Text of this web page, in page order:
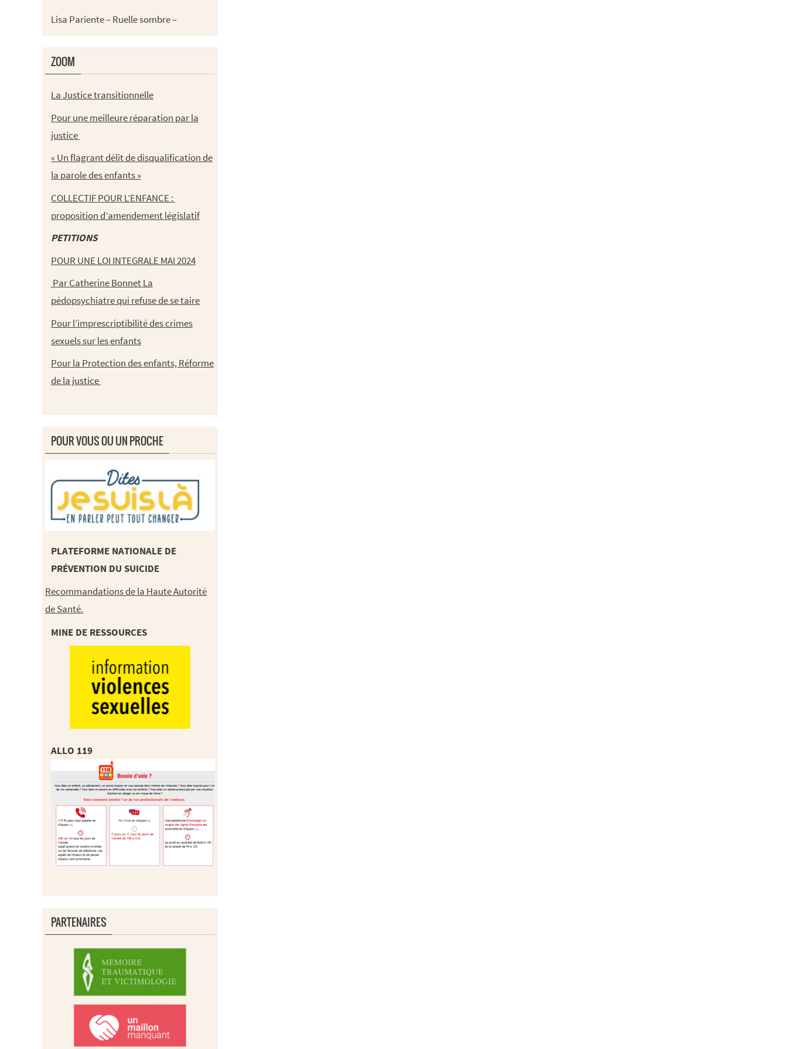
Lisa Pariente – Ruelle sombre –
ZOOM
La Justice transitionnelle
Pour une meilleure réparation par la
justice
« Un flagrant délit de disqualification de
la parole des enfants »
COLLECTIF POUR L’ENFANCE :
proposition d’amendement législatif
PETITIONS
POUR UNE LOI INTEGRALE MAI 2024
Par Catherine Bonnet La
pédopsychiatre qui refuse de se taire
Pour l’imprescriptibilité des crimes
sexuels sur les enfants
Pour la Protection des enfants, Réforme
de la justice
POUR VOUS OU UN PROCHE
PLATEFORME NATIONALE DE
PRÉVENTION DU SUICIDE
Recommandations de la Haute Autorité
de Santé.
MINE DE RESSOURCES
ALLO 119
PARTENAIRES